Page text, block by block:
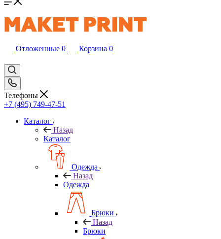
Отложенные 0 Корзина 0
Телефоны
+7 (495) 749-47-51
Каталог
Назад
Каталог
Одежда
Назад
Одежда
Брюки
Назад
Брюки